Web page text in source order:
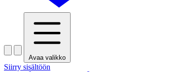
Avaa valikko
Siirry sisältöön